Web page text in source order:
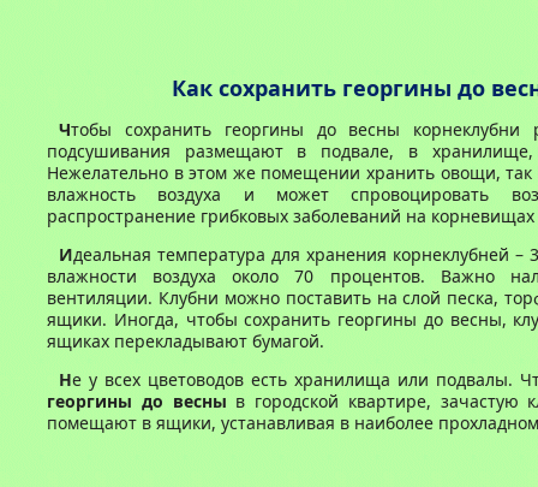
Как сохранить георгины до
Чтобы сохранить георгины до весны корнеклубни
подсушивания размещают в подвале, в хранилище,
Нежелательно в этом же помещении хранить овощи, так
влажность воздуха и может спровоцировать
распространение грибковых заболеваний на корневищах
Идеальная температура для хранения корнеклубней –
влажности воздуха около 70 процентов. Важно
вентиляции. Клубни можно поставить на слой песка,
ящики. Иногда, чтобы сохранить георгины до весны,
ящиках перекладывают бумагой.
Не у всех цветоводов есть хранилища или подвалы.
георгины до весны в городской квартире, зачастую
помещают в ящики, устанавливая в наиболее